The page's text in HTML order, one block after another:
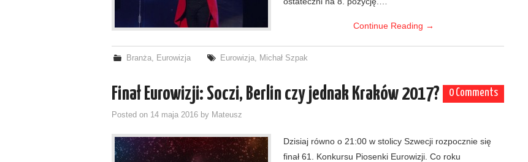
Continue Reading →
Branża, Eurowizja Eurowizja, Michał Szpak
0 Comments
Finał Eurowizji: Soczi, Berlin czy jednak Kraków 2017?
Posted on 14 maja 2016 by Mateusz
Dzisiaj równo o 21:00 w stolicy Szwecji rozpocznie się
finał 61. Konkursu Piosenki Eurowizji. Co roku